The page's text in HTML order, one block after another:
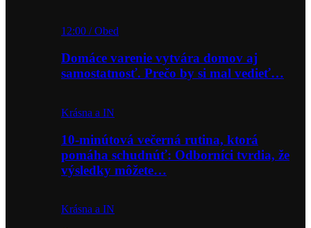
12:00 / Obed
Domáce varenie vytvára domov aj
samostatnosť. Prečo by si mal vedieť…
Krásna a IN
10-minútová večerná rutina, ktorá
pomáha schudnúť: Odborníci tvrdia, že
výsledky môžete…
Krásna a IN